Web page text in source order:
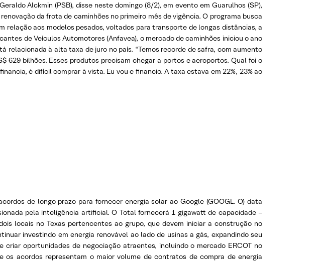
Alckmin (PSB), disse neste domingo (8/2), em evento em Guarulhos (SP),
da frota de caminhões no primeiro mês de vigência. O programa busca
relação aos modelos pesados, voltados para transporte de longas distâncias, a
de Veículos Automotores (Anfavea), o mercado de caminhões iniciou o ano
relacionada à alta taxa de juro no país. “Temos recorde de safra, com aumento
629 bilhões. Esses produtos precisam chegar a portos e aeroportos. Qual foi o
é difícil comprar à vista. Eu vou e financio. A taxa estava em 22%, 23% ao
de longo prazo para fornecer energia solar ao Google (GOOGL. O) data
pela inteligência artificial. O Total fornecerá 1 gigawatt de capacidade –
locais no Texas pertencentes ao grupo, que devem iniciar a construção no
investindo em energia renovável ao lado de usinas a gás, expandindo seu
oportunidades de negociação atraentes, incluindo o mercado ERCOT no
os acordos representam o maior volume de contratos de compra de energia